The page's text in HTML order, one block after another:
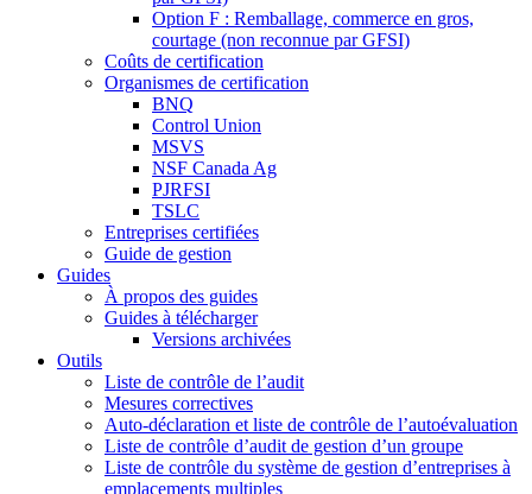
Option F : Remballage, commerce en gros,
courtage (non reconnue par GFSI)
Coûts de certification
Organismes de certification
BNQ
Control Union
MSVS
NSF Canada Ag
PJRFSI
TSLC
Entreprises certifiées
Guide de gestion
Guides
À propos des guides
Guides à télécharger
Versions archivées
Outils
Liste de contrôle de l’audit
Mesures correctives
Auto-déclaration et liste de contrôle de l’autoévaluation
Liste de contrôle d’audit de gestion d’un groupe
Liste de contrôle du système de gestion d’entreprises à
emplacements multiples